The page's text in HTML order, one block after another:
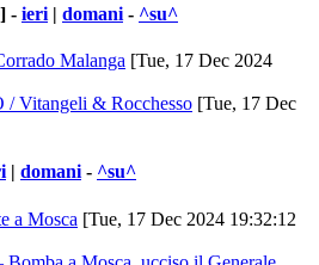
- ieri | domani - ^su^
Malanga [Tue, 17 Dec 2024
Vitangeli & Rocchesso [Tue, 17 Dec
| domani- ^su^
a Mosca [Tue, 17 Dec 2024 19:32:12